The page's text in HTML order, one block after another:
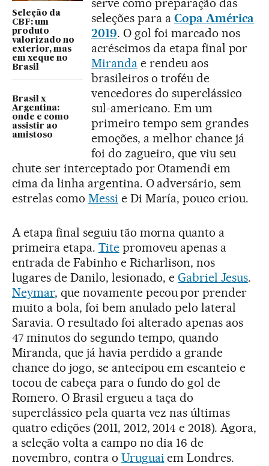
Seleção da
CBF: um
produto
valorizado no
exterior, mas
em xeque no
Brasil
Brasil x
Argentina:
onde e como
assistir ao
amistoso
serve como preparação das
seleções para a Copa América
2019. O gol foi marcado nos
acréscimos da etapa final por
Mirandae rendeu aos
brasileiros o troféu de
vencedores do superclássico
sul-americano. Em um
primeiro tempo sem grandes
emoções, a melhor chance já
foi do zagueiro, que viu seu
chute ser interceptado por Otamendi em
cima da linha argentina. O adversário, sem
estrelas como Messi e Di María, pouco criou.
A etapa final seguiu tão morna quanto a
primeira etapa. Titepromoveu apenas a
entrada de Fabinho e Richarlison, nos
lugares de Danilo, lesionado, eGabriel Jesus.
Neymar, que novamente pecou por prender
muito a bola, foi bem anulado pelo lateral
Saravia. O resultado foi alterado apenas aos
47 minutos do segundo tempo, quando
Miranda, que já havia perdido a grande
chance do jogo, se antecipou em escanteio e
tocou de cabeça para o fundo do gol de
Romero. O Brasil ergueu a taça do
superclássico pela quarta vez nas últimas
quatro edições (2011, 2012, 2014 e 2018). Agora,
a seleção volta a campo no dia 16 de
novembro, contra o Uruguai em Londres.